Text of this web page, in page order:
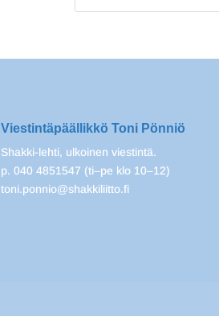
Viestintäpäällikkö Toni Pönniö
Shakki-lehti, ulkoinen viestintä.
p. 040 4851547 (ti–pe klo 10–12)
toni.ponnio@shakkiliitto.fi